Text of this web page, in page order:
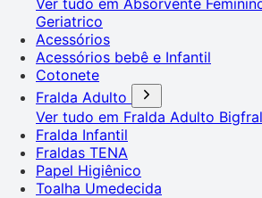
Geriatrico
Acessórios
Acessórios bebê e Infantil
Cotonete
Fralda Adulto
Ver tudo em Fralda Adulto Bigfral
Fralda Infantil
Fraldas TENA
Papel Higiênico
Toalha Umedecida